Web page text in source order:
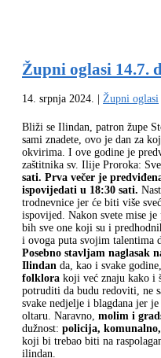
Župni oglasi 14.7.
14. srpnja 2024. Župni oglasi
Bliži se Ilindan, patron župe
sami znadete, ovo je dan za
okvirima. I ove godine je
zaštitnika sv. Ilije Proroka:
sati. Prva večer je
ispovijedati u 18:30 sati.
trodnevnice jer će biti više
ispovijed. Nakon svete mise je
bih sve one koji su i
i ovoga puta svojim talentima
Posebno stavljam naglasak
Ilindan da, kao i svake
folklora koji već znaju kako i
potruditi da budu redoviti, ne
svake nedjelje i blagdana jer
oltaru. Naravno, molim i
dužnost: policija,
koji bi trebao biti na
ilindan.